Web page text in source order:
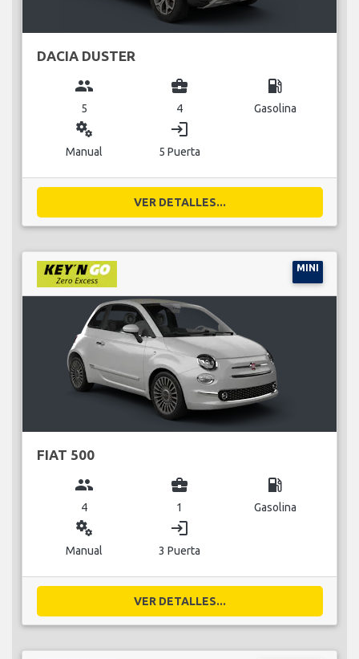
DACIA DUSTER
group
5
business_center
4
local_gas_station
Gasolina
miscellaneous_services
Manual
login
5 Puerta
VER DETALLES...
MINI
FIAT 500
group
4
business_center
1
local_gas_station
Gasolina
miscellaneous_services
Manual
login
3 Puerta
VER DETALLES...